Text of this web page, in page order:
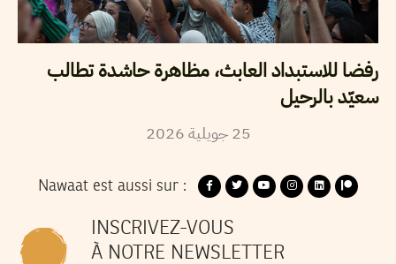
رفضا للاستبداد العابث، مظاهرة حاشدة تطالب
سعيّد بالرحيل
25 جويلية2026
Nawaat est aussi sur :
INSCRIVEZ-VOUS
À NOTRE NEWSLETTER